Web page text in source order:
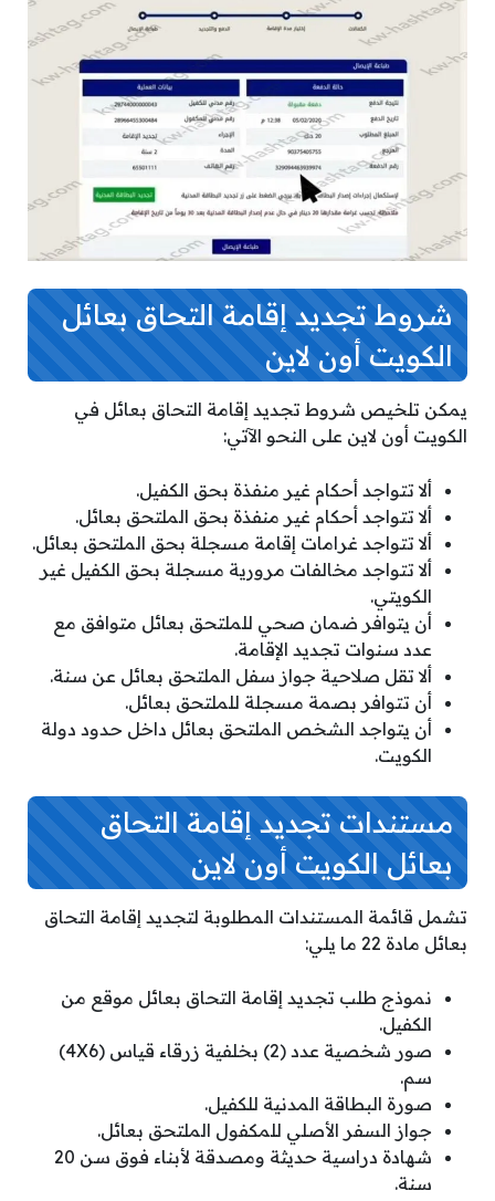
شروط تجديد إقامة التحاق بعائل
الكويت أون لاين
يمكن تلخيص شروط تجديد إقامة التحاق بعائل في
الكويت أون لاين على النحو الآتي:
ألا تتواجد أحكام غير منفذة بحق الكفيل.
ألا تتواجد أحكام غير منفذة بحق الملتحق بعائل.
ألا تتواجد غرامات إقامة مسجلة بحق الملتحق بعائل.
ألا تتواجد مخالفات مرورية مسجلة بحق الكفيل غير
الكويتي.
أن يتوافر ضمان صحي للملتحق بعائل متوافق مع
عدد سنوات تجديد الإقامة.
ألا تقل صلاحية جواز سفل الملتحق بعائل عن سنة.
أن تتوافر بصمة مسجلة للملتحق بعائل.
أن يتواجد الشخص الملتحق بعائل داخل حدود دولة
الكويت.
مستندات تجديد إقامة التحاق
بعائل الكويت أون لاين
تشمل قائمة المستندات المطلوبة لتجديد إقامة التحاق
بعائل مادة 22 ما يلي:
نموذج طلب تجديد إقامة التحاق بعائل موقع من
الكفيل.
صور شخصية عدد (2) بخلفية زرقاء قياس (4X6)
سم.
صورة البطاقة المدنية للكفيل.
جواز السفر الأصلي للمكفول الملتحق بعائل.
شهادة دراسية حديثة ومصدقة لأبناء فوق سن 20
سنة.